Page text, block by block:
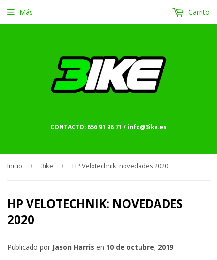
CONTACTO: 656 91 96 71 / info@3ike.es
Más Carrito
Inicio › 3ike › HP Velotechnik: novedades 2020
HP VELOTECHNIK: NOVEDADES
2020
Publicado por Jason Harris en 10 de octubre, 2019